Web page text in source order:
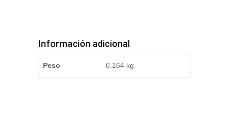
Información adicional
Peso 0.164 kg